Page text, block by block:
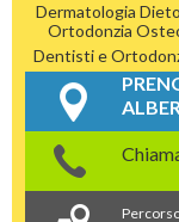
Dermatologia
Ortodonzia
Dentisti e